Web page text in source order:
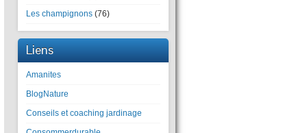
Les champignons (76)
Liens
Amanites
BlogNature
Conseils et coaching jardinage